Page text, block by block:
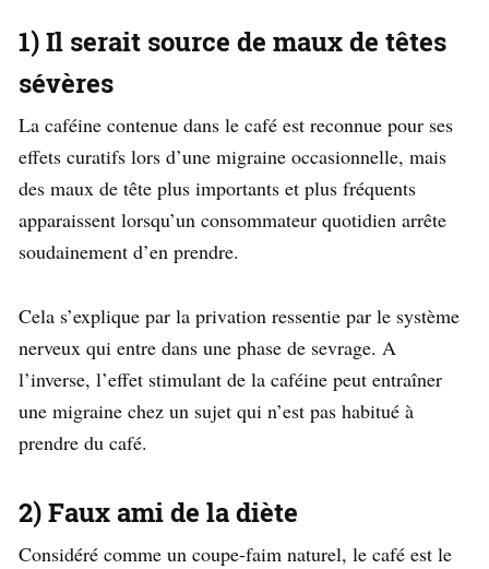
1) Il serait source de maux de têtes
sévères
La caféine contenue dans le café est reconnue pour ses
effets curatifs lors d’une migraine occasionnelle, mais
des maux de tête plus importants et plus fréquents
apparaissent lorsqu’un consommateur quotidien arrête
soudainement d’en prendre.
Cela s’explique par la privation ressentie par le système
nerveux qui entre dans une phase de sevrage. A
l’inverse, l’effet stimulant de la caféine peut entraîner
une migraine chez un sujet qui n’est pas habitué à
prendre du café.
2) Faux ami de la diète
Considéré comme un coupe-faim naturel, le café est le